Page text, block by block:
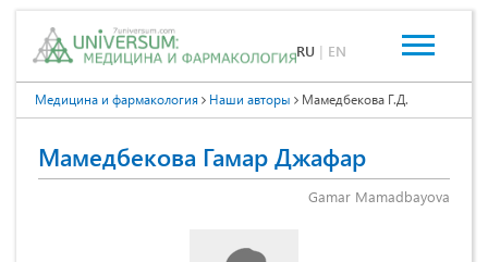
RU | EN
Медицина и фармакология Наши авторы Мамедбекова Г.Д.
Мамедбекова Гамар Джафар
Gamar Mamadbayova